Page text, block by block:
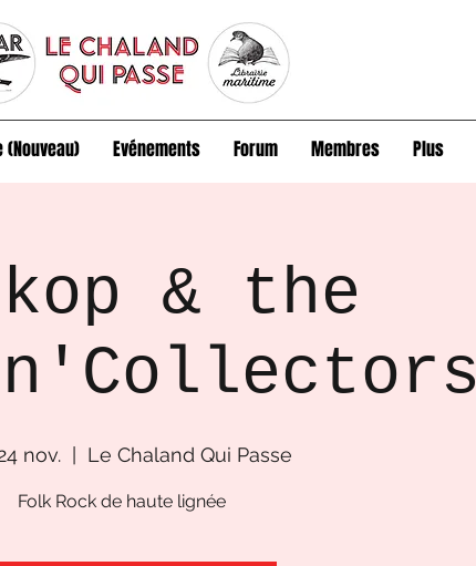
Evénements Forum Membres Plus
& the
nov.
  |
Le Chaland Qui Passe
Folk Rock de haute lignée